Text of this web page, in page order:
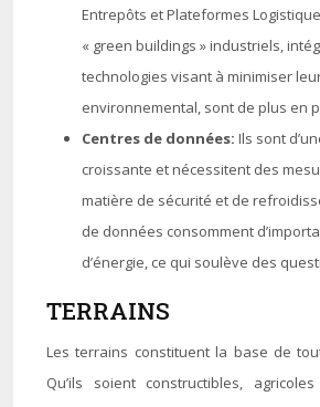
Entrepôts et Plateformes
« green buildings » industriels,
technologies visant à minimiser
environnemental, sont de plus en
Centres de données: Ils sont
croissante et nécessitent des
matière de sécurité et de
de données consomment
d’énergie, ce qui soulève des
TERRAINS
Les terrains constituent la base de
Qu’ils soient constructibles,